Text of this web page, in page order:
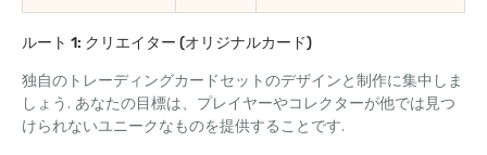
ルート 1: クリエイター (オリジナルカード)
独自のトレーディングカードセットのデザインと制作に集中しま
しょう. あなたの目標は、プレイヤーやコレクターが他では見つ
けられないユニークなものを提供することです.